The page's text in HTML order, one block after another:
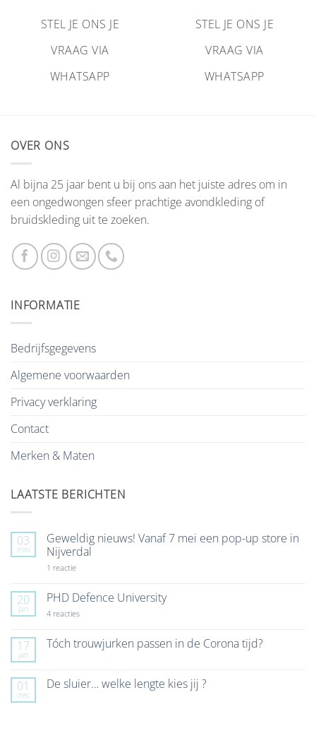
STEL JE ONS JE
VRAAG VIA
WHATSAPP
STEL JE ONS JE
VRAAG VIA
WHATSAPP
OVER ONS
Al bijna 25 jaar bent u bij ons aan het juiste adres om in
een ongedwongen sfeer prachtige avondkleding of
bruidskleding uit te zoeken.
INFORMATIE
Bedrijfsgegevens
Algemene voorwaarden
Privacy verklaring
Contact
Merken & Maten
LAATSTE BERICHTEN
03
mei
Geweldig nieuws! Vanaf 7 mei een pop-up store in
Nijverdal
1 reactieop
Vanaf
7
mei
up
store
20
jan
PHD Defence University
4 reactiesop
University
17
jan
Tóch trouwjurken passen in de Corona tijd?
Tóch
01
dec
De sluier… welke lengte kies jij ?